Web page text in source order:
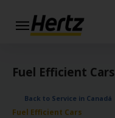
Estações
Fuel Efficient Cars
Back to Service in Canadá
Fuel Efficient Cars